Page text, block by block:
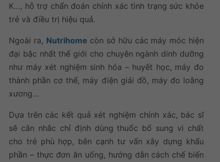
K…, hỗ trợ chẩn đoán chính xác tình trạng sức khỏe
trẻ và điều trị hiệu quả.
Ngoài ra, Nutrihome còn sở hữu các máy móc hiện
đại bậc nhất thế giới cho chuyên ngành dinh dưỡng
như máy xét nghiệm sinh hóa – huyết học, máy đo
thành phần cơ thể, máy điện giải đồ, máy đo loãng
xương…
Dựa trên các kết quả xét nghiệm chính xác, bác sĩ
sẽ cân nhắc chỉ định dùngthuốc bổ sung vi chất
cho trẻphù hợp, bên cạnh tư vấn xây dựng khẩu
phần – thực đơn ăn uống, hướng dẫn cách chế biến